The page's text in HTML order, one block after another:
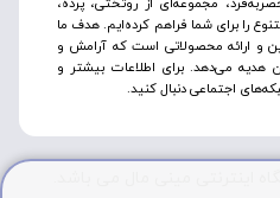
را برای شما فراهم کرده‌ایم. هدف ما
و ارائه محصولاتی است که آرامش و
هدیه می‌دهد. برای اطلاعات بیشتر و
اجتماعی دنبال کنید.
اینترنتی مینی مال می باشد.